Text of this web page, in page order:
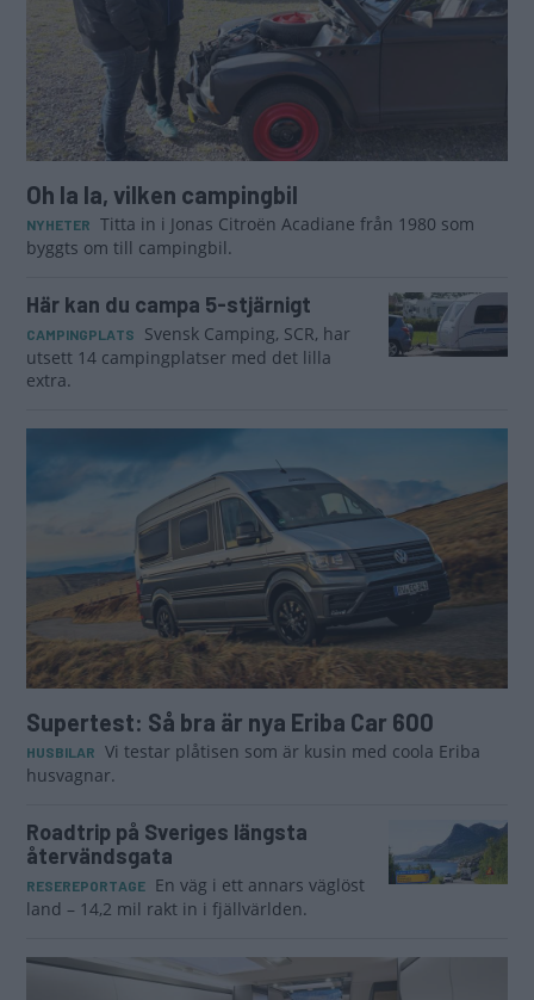
Oh la la, vilken campingbil
NYHETER
Titta in i Jonas Citroën Acadiane från 1980 som
byggts om till campingbil.
Här kan du campa 5-stjärnigt
CAMPINGPLATS
Svensk Camping, SCR, har
utsett 14 campingplatser med det lilla
extra.
Supertest: Så bra är nya Eriba Car 600
HUSBILAR
Vi testar plåtisen som är kusin med coola Eriba
husvagnar.
Roadtrip på Sveriges längsta
återvändsgata
RESEREPORTAGE
En väg i ett annars väglöst
land – 14,2 mil rakt in i fjällvärlden.